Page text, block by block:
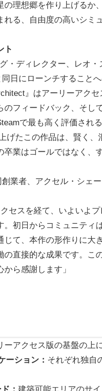
の理想郷を作り上げるか
る、自由度の高いシミ
ト
・ディレクター、レオ
同日にローンチするこ
』はアーリーアク
のフィードバック、そ
で最も高く評価され
げたこの作品は、賢く
卒業はゴールではなく
業者、アクセル・シェ
セスを経て、いよいよ
。初日からコミュニテ
じて、本作の形作りに
の直接的な成果です。こ
ら感謝します」
ーアクセス版の基盤の
ーション： それぞれ独自